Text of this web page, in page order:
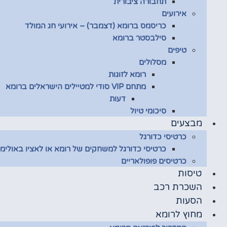
אירועים
כריסמס ברומא (דצמבר) – אירועי חג המולד
סילבסטר ברומא
טיפים
מסלולים
רומא לזוגות
מתחם VIP סודי למטיילים הישראלים ברומא
דעות
סיכומי טיול
מבצעים
כרטיסי כדורגל
כרטיסי כדורגל למשחקים של רומא או לאציו
כרטיסים פופולאריים
טיסות
השכרת רכב
הסעות
מחוץ לרומא